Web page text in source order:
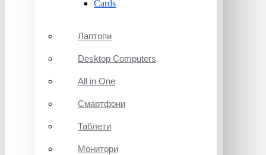
Cards
Лаптопи
Desktop Computers
All in One
Смартфони
Таблети
Монитори